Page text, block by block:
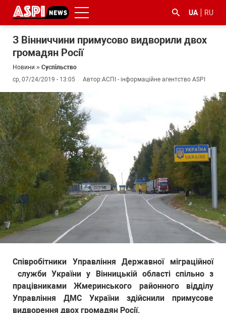
UA RU
З Вінниччини примусово видворили двох
громадян Росії
Новини » Суспільство
ср, 07/24/2019 - 13:05
Автор:АСПІ - інформаційне агентство ASPI
Співробітники Управління Державної міграційної
служби України у Вінницькій області спільно з
працівниками Жмеринського районного відділу
Управління ДМС України здійснили примусове
видворення двох громадян Росії.
#ООС
#боротьба
з
корупцією
#ДФС #коронавірус